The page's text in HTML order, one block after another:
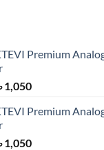
Premium
1,500.
1,050Current
is:
Premium
1,050Current